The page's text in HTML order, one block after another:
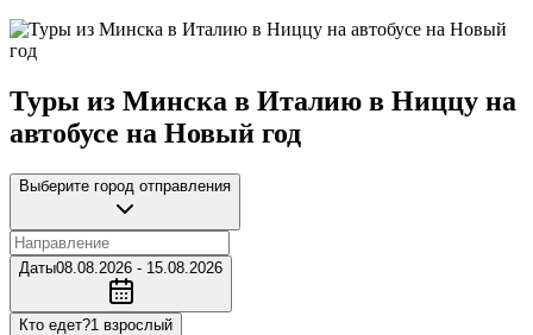
Туры из Минска в Италию в Ниццу на
автобусе на Новый год
Выберите город отправления
Даты08.08.2026 - 15.08.2026
Кто едет?1 взрослый